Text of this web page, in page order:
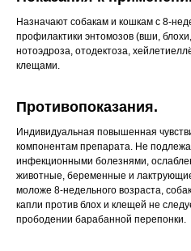
Назначают собакам и кошкам с 8-
профилактики энтомозов (вши,
нотоэдроза, отодектоза,
клещами.
Противопоказания.
Индивидуальная повышенная
компонентам препарата. Не
инфекционными болезнями,
животные, беременные и
моложе 8-недельного возраста,
капли против блох и клещей не
прободении барабанной перепонки.